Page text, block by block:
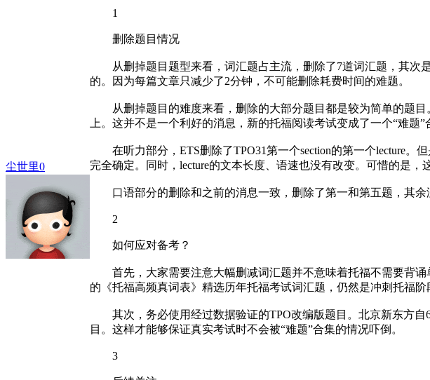
尘世里0
1
删除题目情况
从删掉题目题型来看，词汇题占主流，删除了7道词汇题，其次
的。因为每篇文章只减少了2分钟，不可能删除耗费时间的难题。
从删掉题目的难度来看，删除的大部分题目都是较为简单的题目
上。这并不是一个利好的消息，新的托福阅读考试变成了一个“难题
在听力部分，ETS删除了TPO31第一个section的第一个lecture。
完全确定。同时，lecture的文本长度、语速也没有改变。可惜的是，
口语部分的删除和之前的消息一致，删除了第一和第五题，其余
2
如何应对备考？
首先，大家需要注意大幅删减词汇题并不意味着托福不需要背诵
的《托福高频真词表》精选历年托福考试词汇题，仍然是冲刺托福阶
其次，务必使用经过数据验证的TPO改编版题目。北京新东方自
目。这样才能够保证真实考试时不会被“难题”合集的情况吓倒。
3